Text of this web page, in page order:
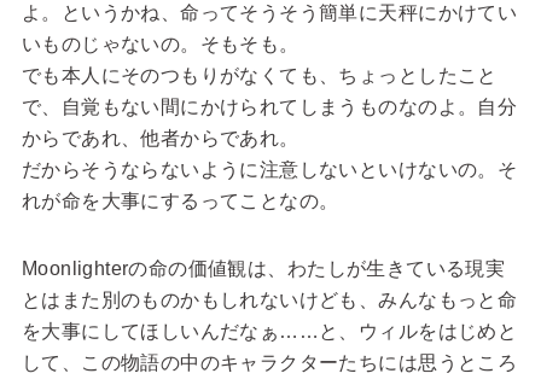
よ。というかね、命ってそうそう簡単に天秤にかけてい
いものじゃないの。そもそも。
でも本人にそのつもりがなくても、ちょっとしたこと
で、自覚もない間にかけられてしまうものなのよ。自分
からであれ、他者からであれ。
だからそうならないように注意しないといけないの。そ
れが命を大事にするってことなの。
Moonlighterの命の価値観は、わたしが生きている現実
とはまた別のものかもしれないけども、みんなもっと命
を大事にしてほしいんだなぁ……と、ウィルをはじめと
して、この物語の中のキャラクターたちには思うところ